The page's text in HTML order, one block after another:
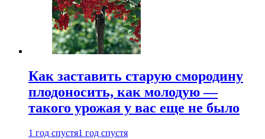
Как заставить старую смородину
плодоносить, как молодую —
такого урожая у вас еще не было
1 год спустя1 год спустя